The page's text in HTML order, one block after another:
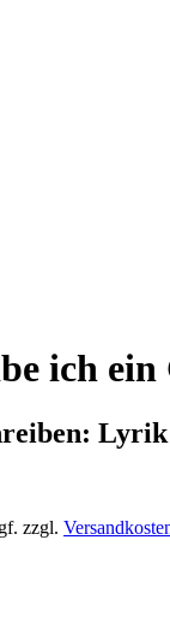
ich ein
Lyrik
zzgl.